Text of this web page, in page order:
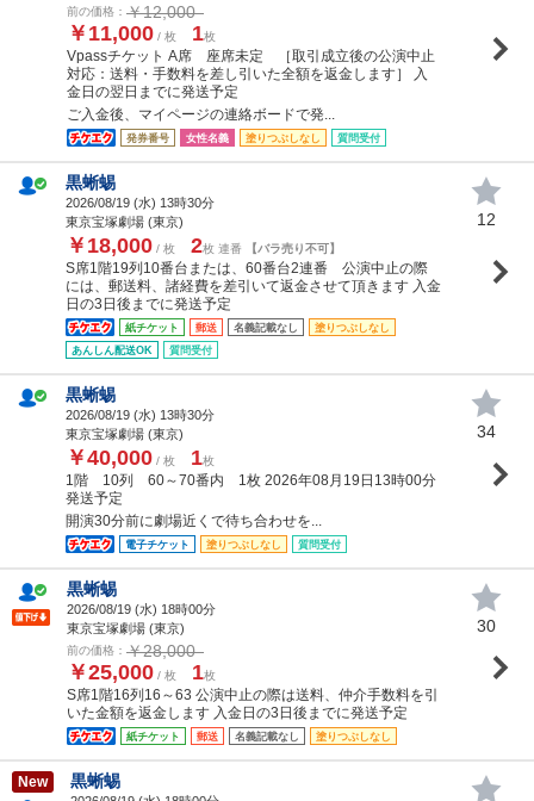
前の価格： ￥12,000
￥11,000 / 枚 1枚
Vpassチケット A席 座席未定 ［取引成立後の公演中止
対応：送料・手数料を差し引いた全額を返金します］ 入
金日の翌日までに発送予定
ご入金後、マイページの連絡ボードで発...
発券番号 女性名義 塗りつぶしなし 質問受付
黒蜥蜴
2026/08/19 (水) 13時30分
東京宝塚劇場 (東京)
￥18,000 / 枚 2枚 連番 【バラ売り不可】
S席1階19列10番台または、60番台2連番 公演中止の際
には、郵送料、諸経費を差引いて返金させて頂きます 入金
日の3日後までに発送予定
紙チケット 郵送 名義記載なし
塗りつぶしなし
あんしん配送OK
質問受付
12
黒蜥蜴
2026/08/19 (水) 13時30分
東京宝塚劇場 (東京)
￥40,000 / 枚 1枚
1階 10列 60～70番内 1枚 2026年08月19日13時00分
発送予定
開演30分前に劇場近くで待ち合わせを...
電子チケット 塗りつぶしなし 質問受付
34
黒蜥蜴
2026/08/19 (水) 18時00分
東京宝塚劇場 (東京)
前の価格： ￥28,000
￥25,000 / 枚 1枚
S席1階16列16～63 公演中止の際は送料、仲介手数料を引
いた金額を返金します 入金日の3日後までに発送予定
紙チケット 郵送 名義記載なし 塗りつぶしなし
30
New 黒蜥蜴